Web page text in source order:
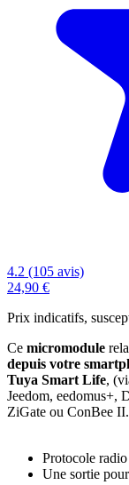
4.2 (105 avis)
24,90 €
Prix indicatifs,
Ce micromodule
depuis votre
Tuya Smart Life,
Jeedom, eedomus+,
ZiGate ou ConBee II.
Protocole radio
Une sortie